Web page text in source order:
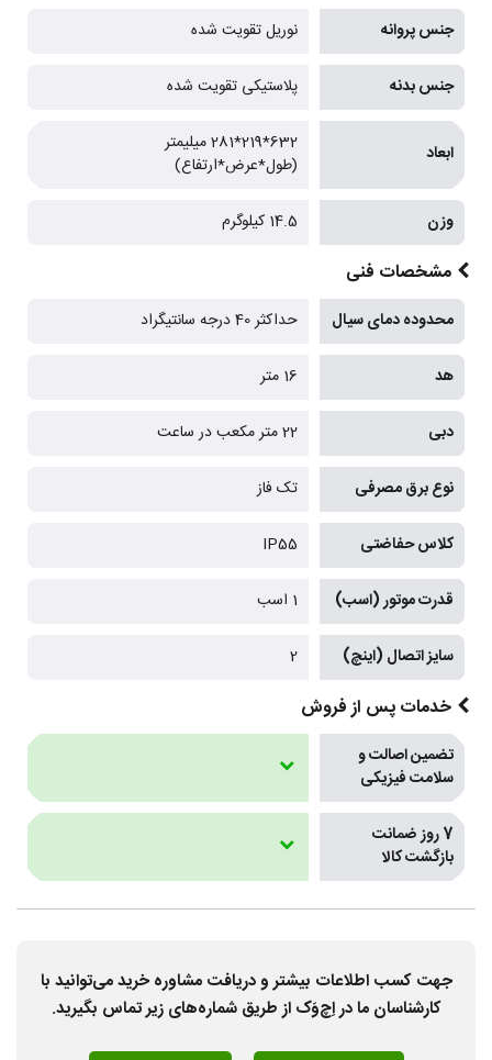
جنس پروانه نوریل تقویت شده
جنس بدنه پلاستیکی تقویت شده
ابعاد
632*219*281 میلیمتر
(طول*عرض*ارتفاع)
وزن 14.5 کیلوگرم
مشخصات فنی
محدوده دمای سیال حداکثر 40 درجه سانتیگراد
هد 16 متر
دبی 22 متر مکعب در ساعت
نوع برق مصرفی تک فاز
کلاس حفاضتی IP55
قدرت موتور (اسب) 1 اسب
سایز اتصال (اینچ) 2
خدمات پس از فروش
تضمین اصالت و
سلامت فیزیکی
7 روز ضمانت
بازگشت کالا
جهت کسب اطلاعات بیشتر و دریافت مشاوره خرید می‌توانید با
کارشناسان ما در اِچ‌وَک از طریق شماره‌های زیر تماس بگیرید.